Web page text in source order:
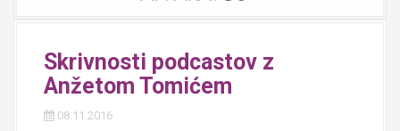
Skrivnosti podcastov z
Anžetom Tomićem
08.11.2016